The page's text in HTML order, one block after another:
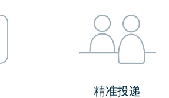
精准投递